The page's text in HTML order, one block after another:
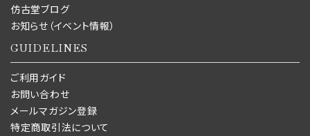
仿古堂ブログ
お知らせ（イベント情報）
GUIDELINES
ご利用ガイド
お問い合わせ
メールマガジン登録
特定商取引法について